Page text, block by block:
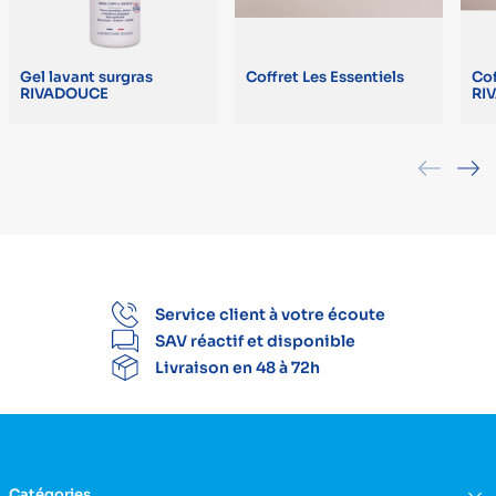
Gel lavant surgras
RIVADOUCE
Coffret Les Essentiels
Service client à votre écoute
SAV réactif et disponible
Livraison en 48 à 72h